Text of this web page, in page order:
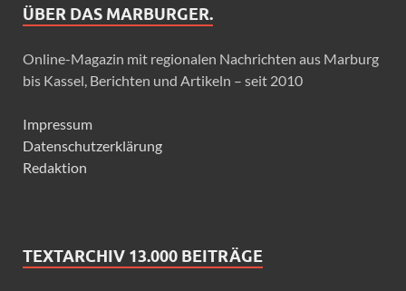
ÜBER DAS MARBURGER.
Online-Magazin mit regionalen Nachrichten aus Marburg
bis Kassel, Berichten und Artikeln – seit 2010
Impressum
Datenschutzerklärung
Redaktion
TEXTARCHIV 13.000 BEITRÄGE